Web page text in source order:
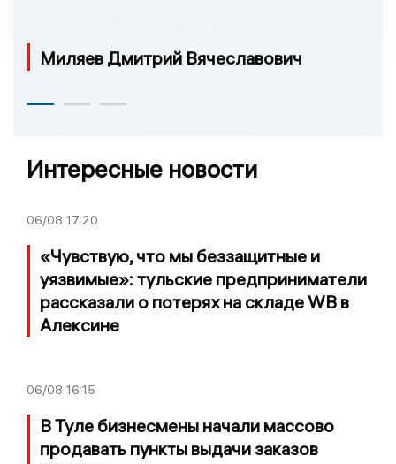
Миляев Дмитрий Вячеславович
Интересные новости
06/08 17:20
«Чувствую, что мы беззащитные и
уязвимые»: тульские предприниматели
рассказали о потерях на складе WB в
Алексине
06/08 16:15
В Туле бизнесмены начали массово
продавать пункты выдачи заказов